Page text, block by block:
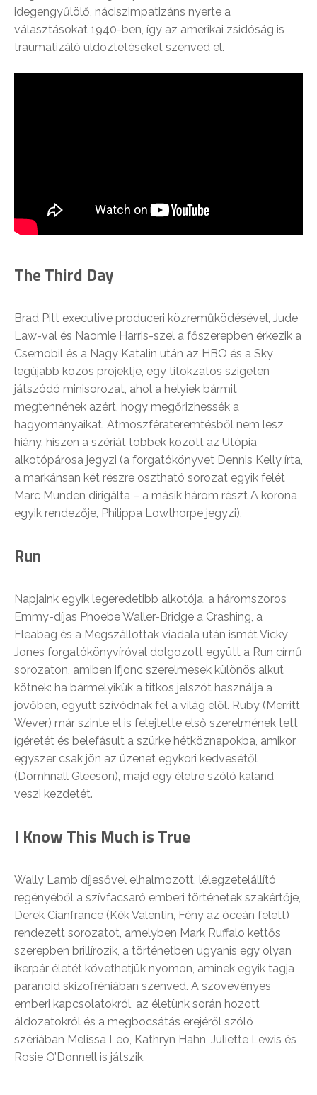
idegengyűlölő, náciszimpatizáns nyerte a
választásokat 1940-ben, így az amerikai zsidóság is
traumatizáló üldöztetéseket szenved el.
The Third Day
Brad Pitt executive produceri közreműködésével, Jude
Law-val és Naomie Harris-szel a főszerepben érkezik a
Csernobil és a Nagy Katalin után az HBO és a Sky
legújabb közös projektje, egy titokzatos szigeten
játszódó minisorozat, ahol a helyiek bármit
megtennének azért, hogy megőrizhessék a
hagyományaikat. Atmoszférateremtésből nem lesz
hiány, hiszen a szériát többek között az Utópia
alkotópárosa jegyzi (a forgatókönyvet Dennis Kelly írta,
a markánsan két részre osztható sorozat egyik felét
Marc Munden dirigálta – a másik három részt A korona
egyik rendezője, Philippa Lowthorpe jegyzi).
Run
Napjaink egyik legeredetibb alkotója, a háromszoros
Emmy-díjas Phoebe Waller-Bridge a Crashing, a
Fleabag és a Megszállottak viadala után ismét Vicky
Jones forgatókönyvíróval dolgozott együtt a Run című
sorozaton, amiben ifjonc szerelmesek különös alkut
kötnek: ha bármelyikük a titkos jelszót használja a
jövőben, együtt szívódnak fel a világ elől. Ruby (Merritt
Wever) már szinte el is felejtette első szerelmének tett
ígéretét és belefásult a szürke hétköznapokba, amikor
egyszer csak jön az üzenet egykori kedvesétől
(Domhnall Gleeson), majd egy életre szóló kaland
veszi kezdetét.
I Know This Much is True
Wally Lamb díjesővel elhalmozott, lélegzetelállító
regényéből a szívfacsaró emberi történetek szakértője,
Derek Cianfrance (Kék Valentin, Fény az óceán felett)
rendezett sorozatot, amelyben Mark Ruffalo kettős
szerepben brillírozik, a történetben ugyanis egy olyan
ikerpár életét követhetjük nyomon, aminek egyik tagja
paranoid skizofréniában szenved. A szövevényes
emberi kapcsolatokról, az életünk során hozott
áldozatokról és a megbocsátás erejéről szóló
szériában Melissa Leo, Kathryn Hahn, Juliette Lewis és
Rosie O’Donnell is játszik.